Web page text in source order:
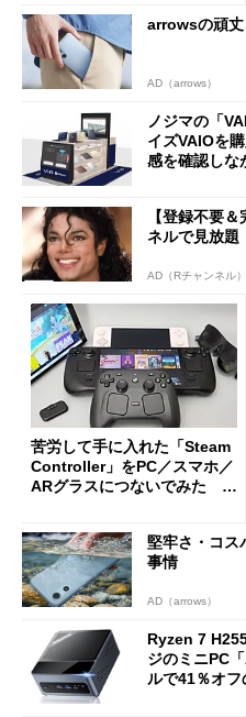
arrowsの頑丈
AD（arrows）
ノジマの「
イズVAIOを
感を確認しな
【登録不要
ネルで見放題
AD（Rチャンネル）
苦労して手に入れた「Steam
Controller」をPC／スマホ／
ARグラスにつないでみた ゲ
堅牢さ・コス
事情
AD（arrows）
Ryzen 7
ジのミニPC
ルで41％オ